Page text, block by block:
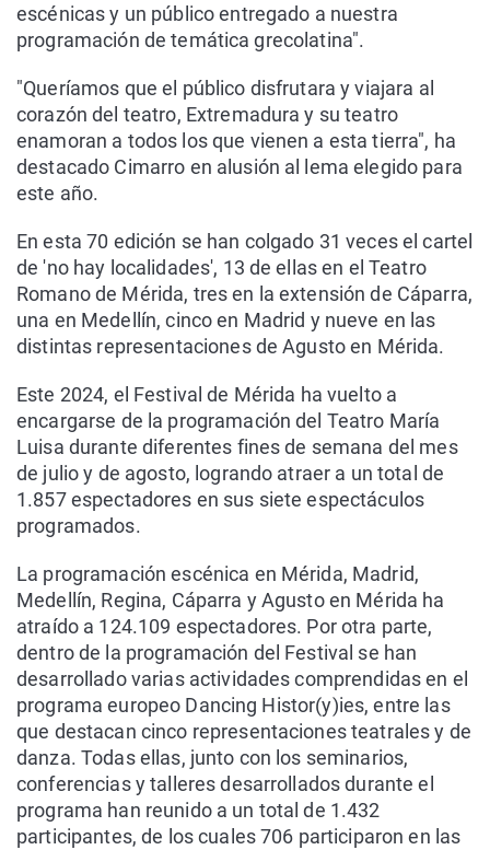
escénicas y un público entregado a nuestra
programación de temática grecolatina".
"Queríamos que el público disfrutara y viajara al
corazón del teatro, Extremadura y su teatro
enamoran a todos los que vienen a esta tierra", ha
destacado Cimarro en alusión al lema elegido para
este año.
En esta 70 edición se han colgado 31 veces el cartel
de 'no hay localidades', 13 de ellas en el Teatro
Romano de Mérida, tres en la extensión de Cáparra,
una en Medellín, cinco en Madrid y nueve en las
distintas representaciones de Agusto en Mérida.
Este 2024, el Festival de Mérida ha vuelto a
encargarse de la programación del Teatro María
Luisa durante diferentes fines de semana del mes
de julio y de agosto, logrando atraer a un total de
1.857 espectadores en sus siete espectáculos
programados.
La programación escénica en Mérida, Madrid,
Medellín, Regina, Cáparra y Agusto en Mérida ha
atraído a 124.109 espectadores. Por otra parte,
dentro de la programación del Festival se han
desarrollado varias actividades comprendidas en el
programa europeo Dancing Histor(y)ies, entre las
que destacan cinco representaciones teatrales y de
danza. Todas ellas, junto con los seminarios,
conferencias y talleres desarrollados durante el
programa han reunido a un total de 1.432
participantes, de los cuales 706 participaron en las